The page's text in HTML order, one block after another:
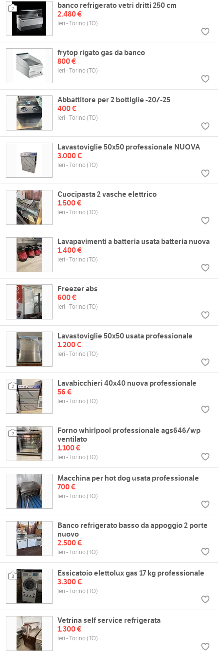
2
banco refrigerato vetri dritti 250 cm
2.480 €
Ieri - Torino (TO)
frytop rigato gas da banco
800 €
Ieri - Torino (TO)
Abbattitore per 2 bottiglie -20/-25
400 €
Ieri - Torino (TO)
Lavastoviglie 50x50 professionale NUOVA
3.000 €
Ieri - Torino (TO)
Cuocipasta 2 vasche elettrico
1.500 €
Ieri - Torino (TO)
Lavapavimenti a batteria usata batteria nuova
1.400 €
Ieri - Torino (TO)
Freezer abs
600 €
Ieri - Torino (TO)
Lavastoviglie 50x50 usata professionale
1.200 €
Ieri - Torino (TO)
2
Lavabicchieri 40x40 nuova professionale
56 €
Ieri - Torino (TO)
2
Forno whirlpool professionale ags646/wp
ventilato
1.100 €
Ieri - Torino (TO)
Macchina per hot dog usata professionale
700 €
Ieri - Torino (TO)
Banco refrigerato basso da appoggio 2 porte
nuovo
2.500 €
Ieri - Torino (TO)
3
Essicatoio elettolux gas 17 kg professionale
3.300 €
Ieri - Torino (TO)
Vetrina self service refrigerata
1.300 €
Ieri - Torino (TO)